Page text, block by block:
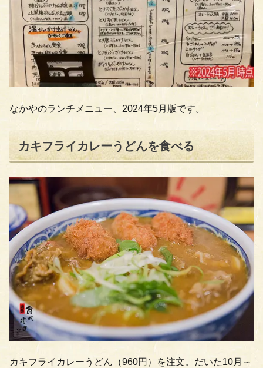
なかやのランチメニュー、2024年5月版です。
カキフライカレーうどんを食べる
カキフライカレーうどん（960円）を注文。だいた10月～